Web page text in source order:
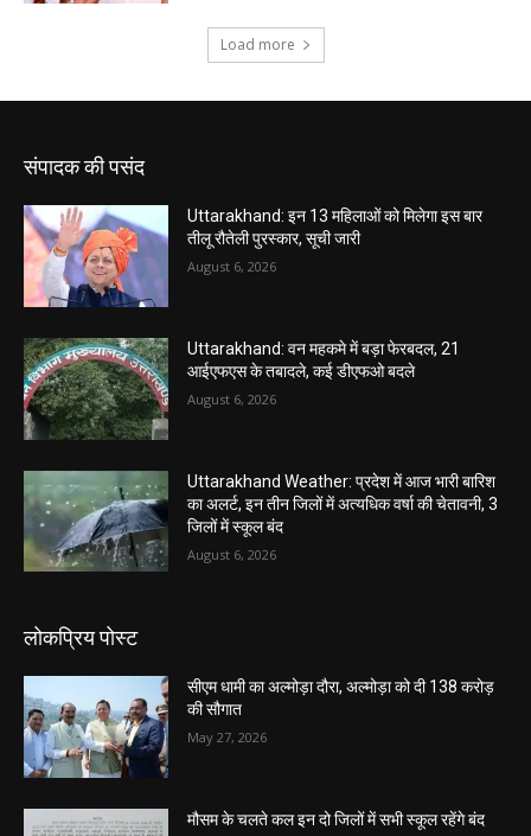
संपादक की पसंद
Uttarakhand: इन 13 महिलाओं को मिलेगा इस बार
तीलू रौतेली पुरस्कार, सूची जारी
August 6, 2026
Uttarakhand: वन महकमे में बड़ा फेरबदल, 21
आईएफएस के तबादले, कई डीएफओ बदले
August 6, 2026
Uttarakhand Weather: प्रदेश में आज भारी बारिश
का अलर्ट, इन तीन जिलों में अत्यधिक वर्षा की चेतावनी, 3
जिलों में स्कूल बंद
August 6, 2026
लोकप्रिय पोस्ट
सीएम धामी का अल्मोड़ा दौरा, अल्मोड़ा को दी 138 करोड़
की सौगात
May 27, 2026
मौसम के चलते कल इन दो जिलों में सभी स्कूल रहेंगे बंद